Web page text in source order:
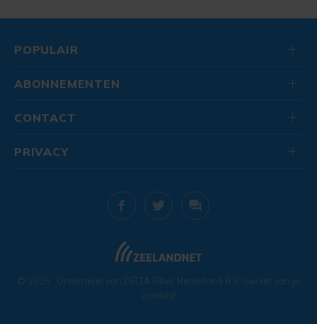
POPULAIR
ABONNEMENTEN
CONTACT
© 2026 . Onderdeel van DELTA Fiber Nederland B.V. Geniet van je
zondag!
PRIVACY